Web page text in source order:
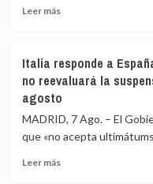
la
día
Leer másLeer
UE
condena
los
«inaceptables»
ataques
de
los
Italia responde a
no reevaluará la
agosto
MADRID, 7 Ago. – El
que «no acepta
Leer másLeer